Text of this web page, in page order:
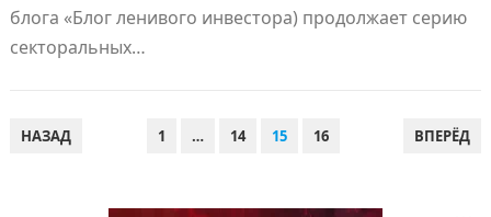
блога «Блог ленивого инвестора) продолжает серию
секторальных…
ПАГИНАЦИЯ
НАЗАД 1 … 14 15 16 ВПЕРЁД